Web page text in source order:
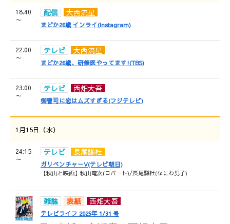
18:40
～
配信 大西流星
まどか26歳 インライ(Instagram)
22:00
～
テレビ 大西流星
まどか26歳、研修医やってます!(TBS)
23:00
～
テレビ 西畑大吾
御曹司に恋はムズすぎる(フジテレビ)
1月15日（水）
24:15
～
テレビ 長尾謙杜
ガリベンチャーV(テレビ朝日)
【秋山と映画】秋山竜次(ロバート)/長尾謙杜(なにわ男子)
雑誌 表紙 西畑大吾
テレビライフ 2025年 1/31 号